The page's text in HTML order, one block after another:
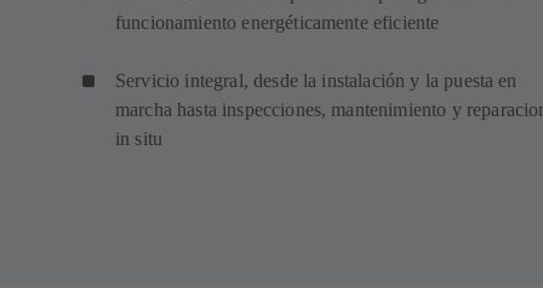
funcionamiento energéticamente eficiente
Servicio integral, desde la instalación y la puesta en
marcha hasta inspecciones, mantenimiento y
in situ